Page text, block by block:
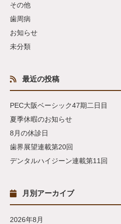
その他
歯周病
お知らせ
未分類
最近の投稿
PEC大阪ベーシック47期二日目
夏季休暇のお知らせ
8月の休診日
歯界展望連載第20回
デンタルハイジーン連載第11回
月別アーカイブ
2026年8月